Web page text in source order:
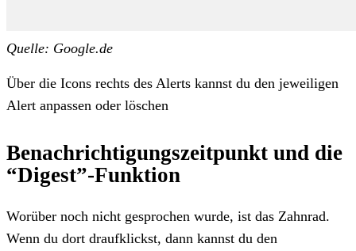
Quelle: Google.de
Über die Icons rechts des Alerts kannst du den jeweiligen
Alert anpassen oder löschen
Benachrichtigungszeitpunkt und die
“Digest”-Funktion
Worüber noch nicht gesprochen wurde, ist das Zahnrad.
Wenn du dort draufklickst, dann kannst du den